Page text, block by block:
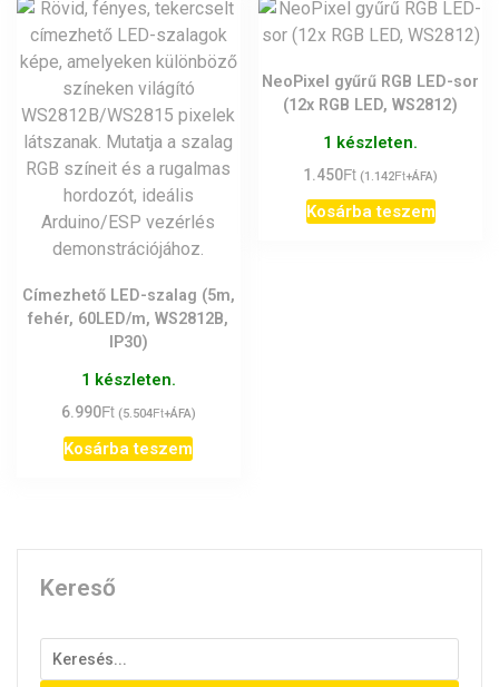
Címezhető LED-szalag (5m,
fehér, 60LED/m, WS2812B,
IP30)
1 készleten.
6.990Ft (5.504Ft+ÁFA)
Kosárba teszem
NeoPixel gyűrű RGB LED-sor
(12x RGB LED, WS2812)
1 készleten.
1.450Ft (1.142Ft+ÁFA)
Kosárba teszem
Kereső